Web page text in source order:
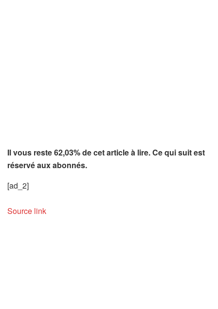
Il vous reste 62,03% de cet article à lire. Ce qui suit est
réservé aux abonnés.
[ad_2]
Source link